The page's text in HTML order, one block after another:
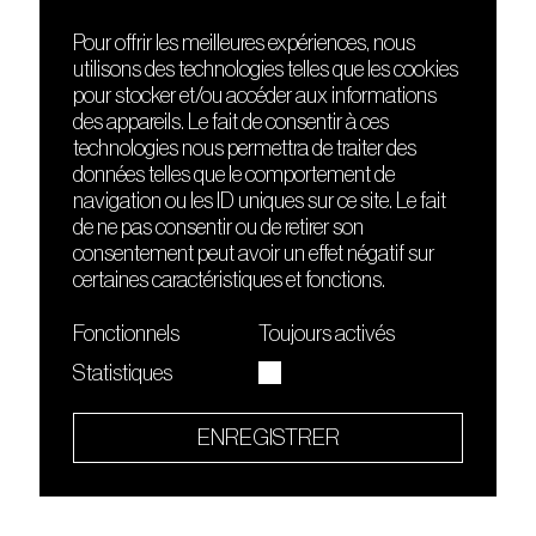
DÉCOUVRIR
Le lieu
Contact
Presse
Cours de DJing
TMLAB
FRIENDS
Nuits sonores
HEAT
Hôtel71
La Gaîté Lyrique
Le Sucre fait partie de
Quartier culturel et créatif
Pour offrir les meilleures expériences, nous
utilisons des technologies telles que les cookies
pour stocker et/ou accéder aux informations
des appareils. Le fait de consentir à ces
technologies nous permettra de traiter des
données telles que le comportement de
navigation ou les ID uniques sur ce site. Le fait
de ne pas consentir ou de retirer son
consentement peut avoir un effet négatif sur
certaines caractéristiques et fonctions.
Fonctionnels
Toujours activés
Statistiques
ENREGISTRER